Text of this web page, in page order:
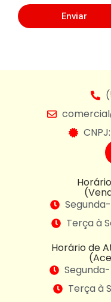
Enviar
Terça à
Horário de
Terça à